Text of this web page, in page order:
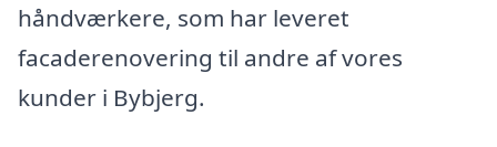
håndværkere, som har leveret
facaderenovering til andre af vores
kunder i Bybjerg.